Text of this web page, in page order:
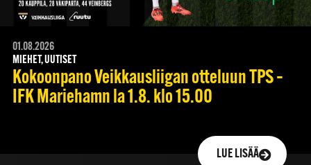
01.08.2026
MIEHET, UUTISET
Kokoonpano Veikkausliigan otteluun TPS –
IFK Mariehamn la 1.8. klo 15.00
LUE LISÄÄ